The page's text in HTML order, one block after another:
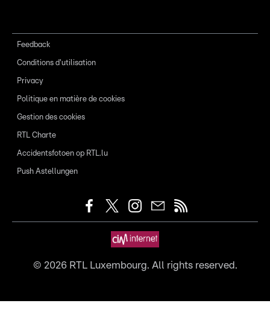
Feedback
Conditions d'utilisation
Privacy
Politique en matière de cookies
Gestion des cookies
RTL Charte
Accidentsfotoen op RTL.lu
Push Astellungen
© 2026RTL Luxembourg. All rights reserved.